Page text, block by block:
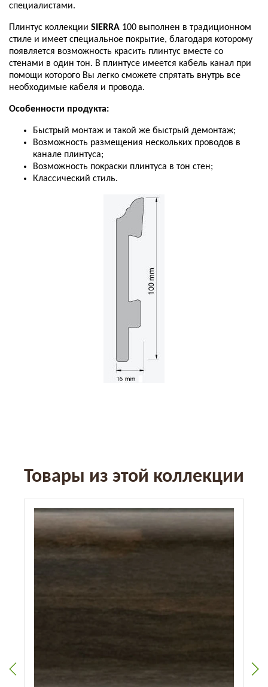
специалистами.
Плинтус коллекции SIERRA 100 выполнен в традиционном
стиле и имеет специальное покрытие, благодаря которому
появляется возможность красить плинтус вместе со
стенами в один тон. В плинтусе имеется кабель канал при
помощи которого Вы легко сможете спрятать внутрь все
необходимые кабеля и провода.
Особенности продукта:
Быстрый монтаж и такой же быстрый демонтаж;
Возможность размещения нескольких проводов в
канале плинтуса;
Возможность покраски плинтуса в тон стен;
Классический стиль.
Товары из этой коллекции